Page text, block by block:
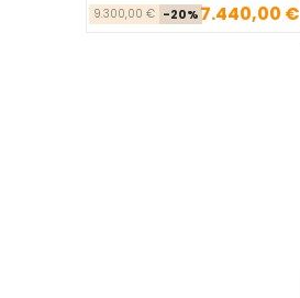
Precio base
9.300,00 € -20% Precio
7.440,00 €